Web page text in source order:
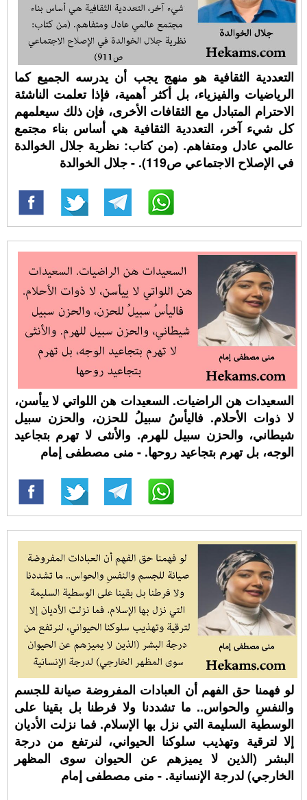
التعددية الثقافية هو منهج يجب أن يدرسه الجميع كما
الرياضيات والفيزياء، بل أكثر أهمية، فإذا تعلمت الناشئة
الاحترام المتبادل مع الثقافات الأخرى، فإن ذلك سيعلمهم
كل شيء آخر، التعددية الثقافية هي أساس بناء مجتمع
عالمي عادل ومتفاهم. (من كتاب: نظرية جلال الخوالدة
في الإصلاح الاجتماعي ص119). - جلال الخوالدة
السعيدات هن الراضيات. السعيدات هن اللواتي لا ييأسن،
لا ذوات الأحلام. فاليأسُ سبيلُ للحزن، والحزن سبيل
شيطاني، والحزن سبيل للهرم. والأنثى لا تهرم بتجاعيد
الوجه، بل تهرم بتجاعيد روحها. - منى مصطفى إمام
لو فهمنا حق الفهم أن العبادات المفروضة صيانة للجسم
والنفسِ والحواس.. ما تشددنا ولا فرطنا بل بقينا على
الوسطية السليمة التي نزل بها الإسلام. فما نزلت الأديان
إلا لترقية وتهذيب سلوكنا الحيواني، لنرتفع من درجة
البشر (الذين لا يميزهم عن الحيوان سوى المظهر
الخارجي) لدرجة الإنسانية. - منى مصطفى إمام